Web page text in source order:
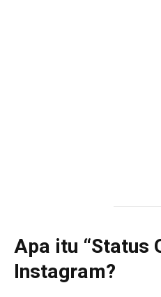
Apa itu “Status
Instagram?